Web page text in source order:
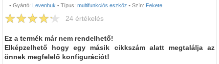
• Gyártó: Levenhuk • Típus: multifunkciós eszköz • Szín: Fekete
24 értékelés
Ez a termék már nem rendelhető!
Elképzelhető hogy egy másik cikkszám alatt megtalálja az
önnek megfelelő konfigurációt!